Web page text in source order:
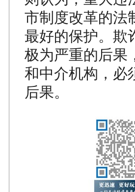
市制度改革的法
最好的保护。欺
极为严重的后果
和中介机构，必
后果。